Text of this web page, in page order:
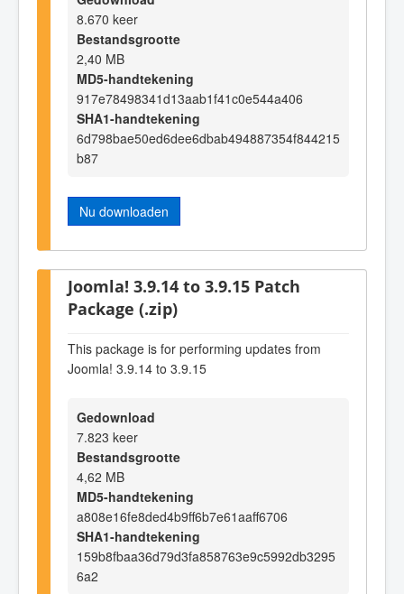
8.670 keer
Bestandsgrootte
2,40 MB
MD5-handtekening
917e78498341d13aab1f41c0e544a406
SHA1-handtekening
6d798bae50ed6dee6dbab494887354f844215
b87
Nu downloaden
Joomla! 3.9.14 to 3.9.15 Patch
Package (.zip)
This package is for performing updates from
Joomla! 3.9.14 to 3.9.15
Gedownload
7.823 keer
Bestandsgrootte
4,62 MB
MD5-handtekening
a808e16fe8ded4b9ff6b7e61aaff6706
SHA1-handtekening
159b8fbaa36d79d3fa858763e9c5992db3295
6a2